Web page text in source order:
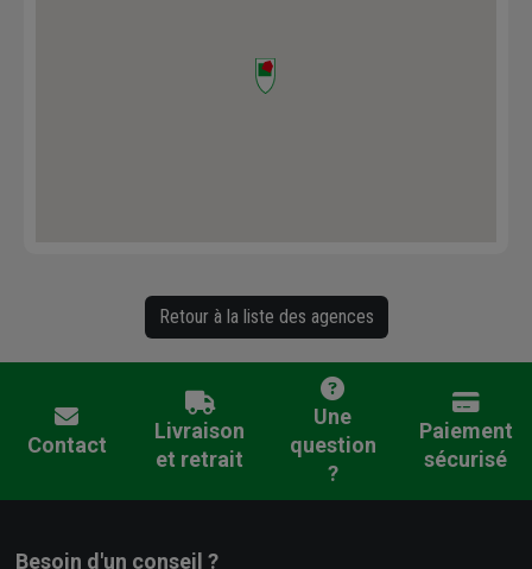
Retour à la liste des agences
Contact
Livraison
et retrait
Une
question
?
Paiement
sécurisé
Besoin d'un conseil ?